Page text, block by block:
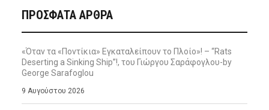
ΠΡΌΣΦΑΤΑ ΆΡΘΡΑ
«Όταν τα «Ποντίκια» Εγκαταλείπουν το Πλοίο»! – “Rats
Deserting a Sinking Ship”!, του Γιώργου Σαράφογλου-by
George Sarafoglou
9 Αυγούστου 2026